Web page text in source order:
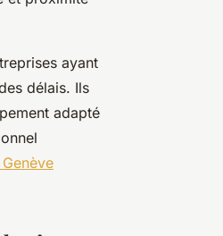
ayant
délais. Ils
adapté